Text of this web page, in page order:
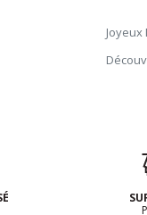
Joyeux